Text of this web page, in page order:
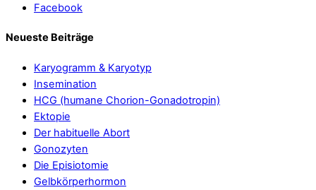
Facebook
Neueste Beiträge
Karyogramm & Karyotyp
Insemination
HCG (humane Chorion-Gonadotropin)
Ektopie
Der habituelle Abort
Gonozyten
Die Episiotomie
Gelbkörperhormon